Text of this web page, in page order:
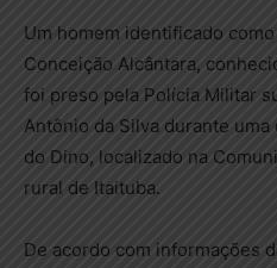
Um homem identificado
Conceição Alcântara,
foi preso pela Polícia Militar
Antônio da Silva durante
do Dino, localizado na
rural de Itaituba.
De acordo com informações